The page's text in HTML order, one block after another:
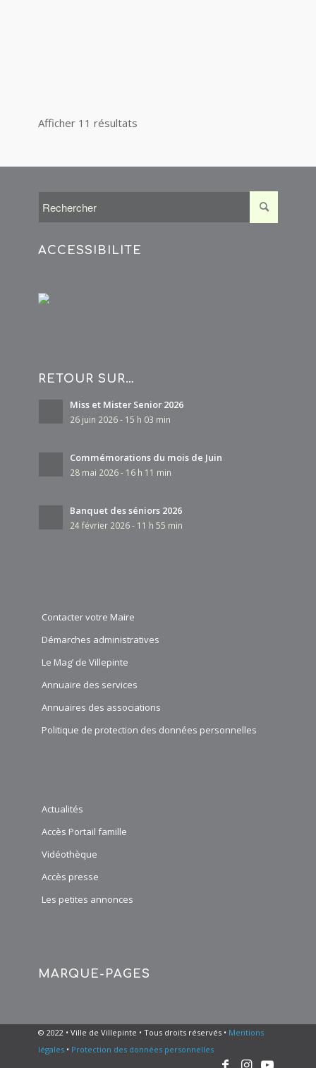
Afficher 11 résultats
ACCESSIBILITÉ
RETOUR SUR…
Miss et Mister Senior 2026
26 juin 2026 - 15 h 03 min
Commémorations du mois de Juin
28 mai 2026 - 16 h 11 min
Banquet des séniors 2026
24 février 2026 - 11 h 55 min
Contacter votre Maire
Démarches administratives
Le Mag’ de Villepinte
Annuaire des services
Annuaires des associations
Politique de protection des données personnelles
Actualités
Accès Portail famille
Vidéothèque
Accès presse
Les petites annonces
MARQUE-PAGES
© 2022 • Ville de Villepinte • Tous droits réservés • Mentions
légales• Protection des données personnelles